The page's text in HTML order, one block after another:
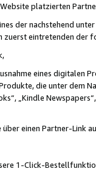
platzierten
der nachstehend
eintretenden der
eines digitalen
die unter dem
„Kindle
einen Partner-Link
1-Click-